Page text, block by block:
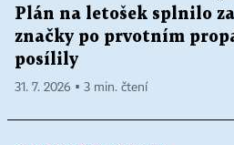
Plán na letošek splnilo
značky po prvotním
posílily
31. 7. 2026 ▪ 3 min. čtení